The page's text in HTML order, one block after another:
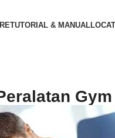
TUTORIAL & MANUAL